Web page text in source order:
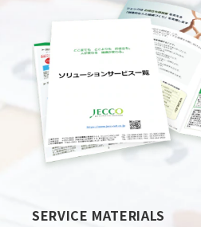
SERVICE MATERIALS